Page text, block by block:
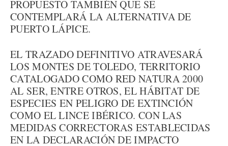
PROPUESTO TAMBIÉN QUE SE
CONTEMPLARÁ LA ALTERNATIVA DE
PUERTO LÁPICE.
EL TRAZADO DEFINITIVO ATRAVESARÁ
LOS MONTES DE TOLEDO, TERRITORIO
CATALOGADO COMO RED NATURA 2000
AL SER, ENTRE OTROS, EL HÁBITAT DE
ESPECIES EN PELIGRO DE EXTINCIÓN
COMO EL LINCE IBÉRICO. CON LAS
MEDIDAS CORRECTORAS ESTABLECIDAS
EN LA DECLARACIÓN DE IMPACTO